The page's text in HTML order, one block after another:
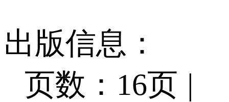
出版信息：
页数：16页 |